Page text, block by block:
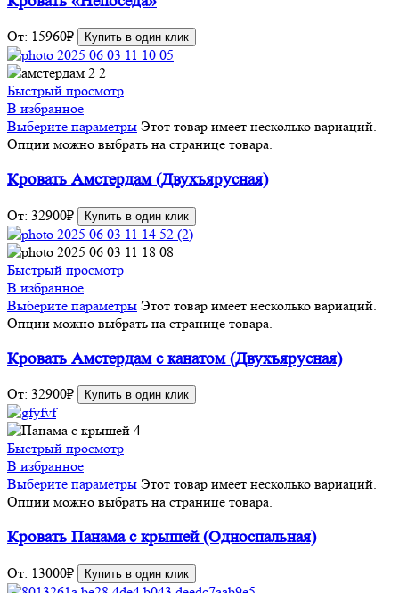
От: 15960₽ Купить в один клик
Быстрый просмотр
В избранное
Выберите параметры Этот товар имеет несколько вариаций.
Опции можно выбрать на странице товара.
Кровать Амстердам (Двухъярусная)
От: 32900₽ Купить в один клик
Быстрый просмотр
В избранное
Выберите параметры Этот товар имеет несколько вариаций.
Опции можно выбрать на странице товара.
Кровать Амстердам с канатом (Двухъярусная)
От: 32900₽ Купить в один клик
Быстрый просмотр
В избранное
Выберите параметры Этот товар имеет несколько вариаций.
Опции можно выбрать на странице товара.
Кровать Панама с крышей (Односпальная)
От: 13000₽ Купить в один клик